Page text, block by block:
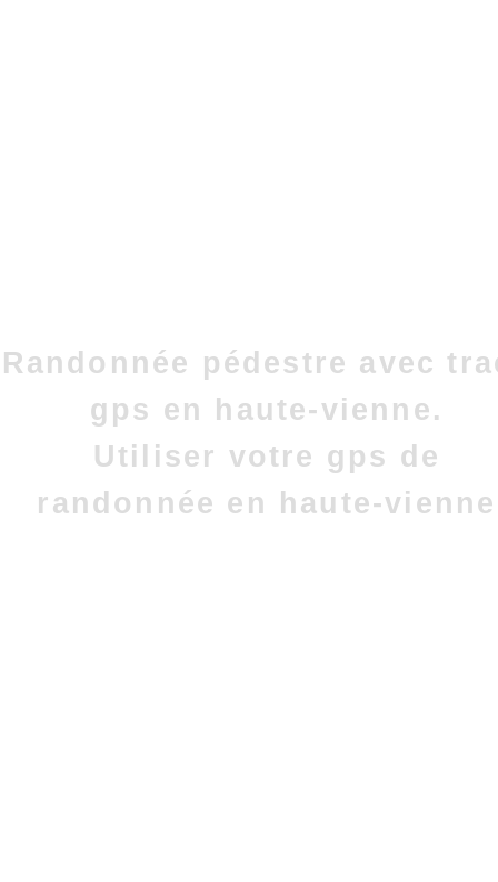
Randonnée pédestre avec
gps en haute-vienne.
Utiliser votre gps de
randonnée en haute-vienne